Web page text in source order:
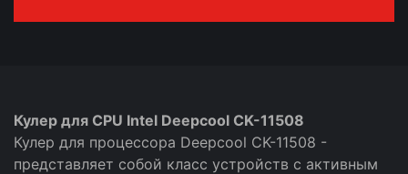
Кулер для CPU Intel Deepcool CK-11508
Кулер для процессора Deepcool CK-11508 -
представляет собой класс устройств с активным